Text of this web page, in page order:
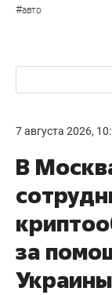
#авто
7 августа 2026,
В
за
Украины